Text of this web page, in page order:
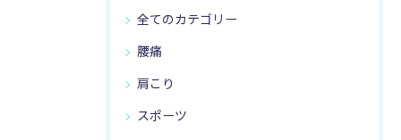
全てのカテゴリー
腰痛
肩こり
スポーツ